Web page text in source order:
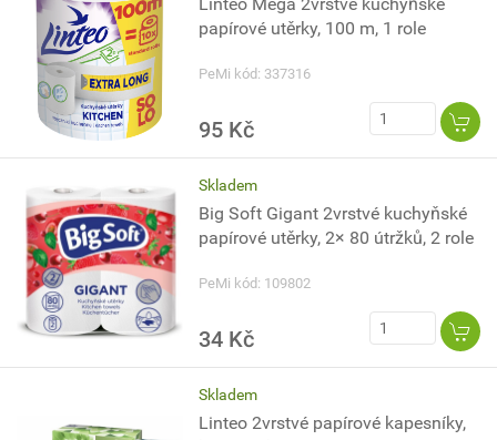
papírové utěrky, 100 m, 1 role
PeMi kód: 337316
95 Kč
Skladem
Big Soft Gigant 2vrstvé kuchyňské
papírové utěrky, 2× 80 útržků, 2 role
PeMi kód: 109802
34 Kč
Skladem
Linteo 2vrstvé papírové kapesníky,